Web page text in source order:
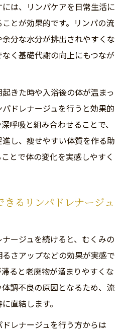
は、リンパケアを日常生活に
とが効果的です。リンパの流
分な水分が排出されやすくな
く基礎代謝の向上にもつなが
きた時や入浴後の体が温まっ
ドレナージュを行うと効果的
呼吸と組み合わせることで、
し、痩せやすい体質を作る助
とで体の変化を実感しやすく
るリンパドレナージュ
ージュを続けると、むくみの
さアップなどの効果が実感で
ると老廃物が溜まりやすくな
調不良の原因となるため、流
直結します。
レナージュを行う方からは